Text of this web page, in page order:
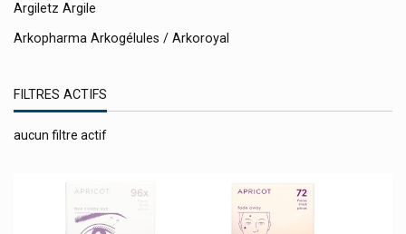
Argiletz Argile
Arkopharma Arkogélules / Arkoroyal
Asid-Bonz
Assanis
Astrazeneca
Atos Medical
FILTRES ACTIFS
aucun filtre actif